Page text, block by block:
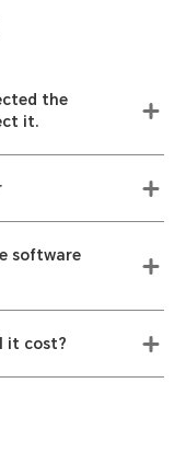
the
it.
software
it cost?